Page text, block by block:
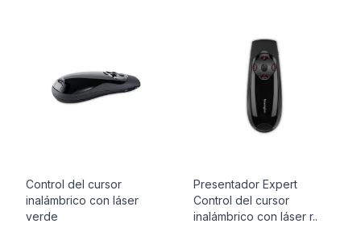
Control del cursor
inalámbrico con láser
verde
Presentador Expert
Control del cursor
inalámbrico con láser r..